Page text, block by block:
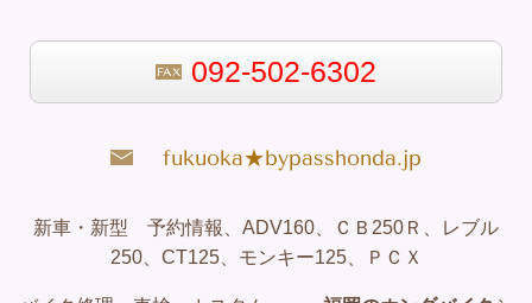
092-502-6302
fukuoka★bypasshonda.jp
新車・新型 予約情報、ADV160、ＣＢ250Ｒ、レブル
250、CT125、モンキー125、ＰＣＸ